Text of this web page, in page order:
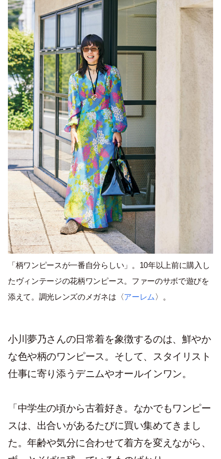
「柄ワンピースが一番自分らしい」。 10年以上前に購入し
たヴィンテージの花柄ワンピース。ファーのサボで遊びを
添えて。調光レンズのメガネは〈アーレム 〉。
小川夢乃さんの日常着を象徴するのは、鮮やか
な色や柄のワンピース。そして、スタイリスト
仕事に寄り添うデニムやオールインワン。
「中学生の頃から古着好き。なかでもワンピー
スは、出合いがあるたびに買い集めてきまし
た。年齢や気分に合わせて着方を変えながら、